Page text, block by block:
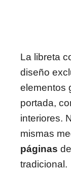
La libreta
diseño
elementos
portada,
interiores.
mismas
páginas
tradicional.